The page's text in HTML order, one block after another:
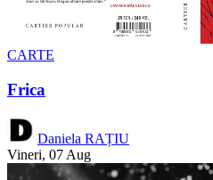
CARTE
Frica
Daniela RAȚIU
Vineri, 07 Aug